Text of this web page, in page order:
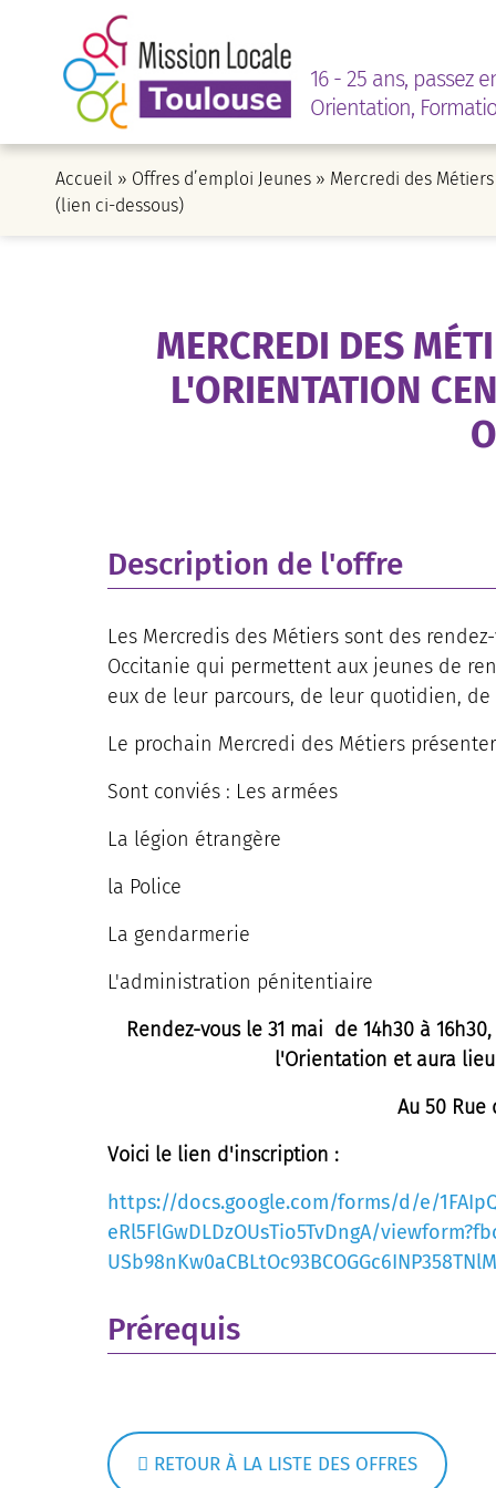
16 - 25 ans, passez
Orientation,
Accueil » Offres d’emploi Jeunes » Mercredi des Métiers
(lien ci-dessous)
MERCREDI DES
L'ORIENTATION
Description de l'offre
Les Mercredis des Métiers sont des
Occitanie qui permettent aux jeunes de
eux de leur parcours, de leur quotidien,
Le prochain Mercredi des Métiers
Sont conviés : Les armées
La légion étrangère
la Police
La gendarmerie
L'administration pénitentiaire
Rendez-vous le 31 mai de 14h30 à
l'Orientation et aura
Au50 Rue
Voici le lien d'inscription :
https://docs.google.com/forms/d/e/
eRl5FlGwDLDzOUsTio5TvDngA/
Prérequis
RETOUR À LA LISTE DES OFFRES